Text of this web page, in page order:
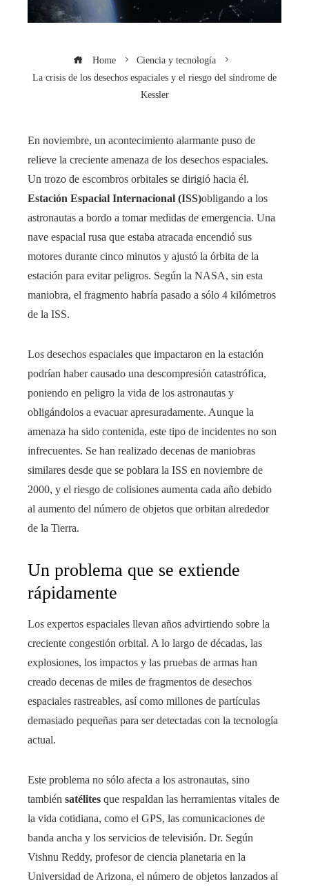
Home
Ciencia y tecnología
La crisis de los desechos espaciales y el riesgo del síndrome de
Kessler
En noviembre, un acontecimiento alarmante puso de
relieve la creciente amenaza de los desechos espaciales.
Un trozo de escombros orbitales se dirigió hacia él.
Estación Espacial Internacional (ISS)obligando a los
astronautas a bordo a tomar medidas de emergencia. Una
nave espacial rusa que estaba atracada encendió sus
motores durante cinco minutos y ajustó la órbita de la
estación para evitar peligros. Según la NASA, sin esta
maniobra, el fragmento habría pasado a sólo 4 kilómetros
de la ISS.
Los desechos espaciales que impactaron en la estación
podrían haber causado una descompresión catastrófica,
poniendo en peligro la vida de los astronautas y
obligándolos a evacuar apresuradamente. Aunque la
amenaza ha sido contenida, este tipo de incidentes no son
infrecuentes. Se han realizado decenas de maniobras
similares desde que se poblara la ISS en noviembre de
2000, y el riesgo de colisiones aumenta cada año debido
al aumento del número de objetos que orbitan alrededor
de la Tierra.
Un problema que se extiende
rápidamente
Los expertos espaciales llevan años advirtiendo sobre la
creciente congestión orbital. A lo largo de décadas, las
explosiones, los impactos y las pruebas de armas han
creado decenas de miles de fragmentos de desechos
espaciales rastreables, así como millones de partículas
demasiado pequeñas para ser detectadas con la tecnología
actual.
Este problema no sólo afecta a los astronautas, sino
también satélites que respaldan las herramientas vitales de
la vida cotidiana, como el GPS, las comunicaciones de
banda ancha y los servicios de televisión. Dr. Según
Vishnu Reddy, profesor de ciencia planetaria en la
Universidad de Arizona, el número de objetos lanzados al